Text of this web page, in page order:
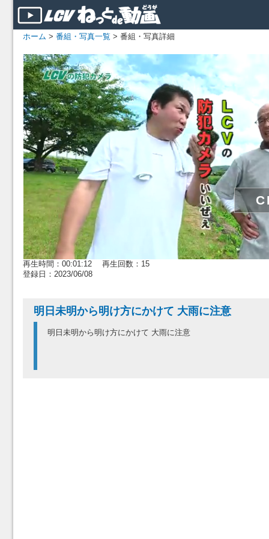
ホーム > 番組・写真一覧 > 番組・写真詳細
再生時間：00:01:12 再生回数：15
登録日：2023/06/08
明日未明から明け方にかけて 大雨に注意
明日未明から明け方にかけて 大雨に注意